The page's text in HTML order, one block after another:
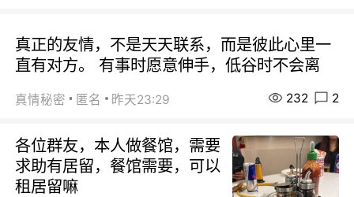
真正的友情，不是天天联系，而是彼此心里一
直有对方。 有事时愿意伸手，低谷时不会离
真情秘密 匿名 昨天23:29 232 2
各位群友，本人做餐馆，需要
求助有居留，餐馆需要，可以
租居留嘛